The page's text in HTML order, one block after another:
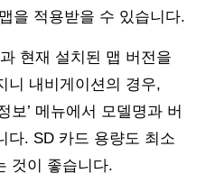
을 적용받을 수 있습니다.
현재 설치된 맵 버전을
니 내비게이션의 경우,
보’ 메뉴에서 모델명과 버
다. SD 카드 용량도 최소
것이 좋습니다.